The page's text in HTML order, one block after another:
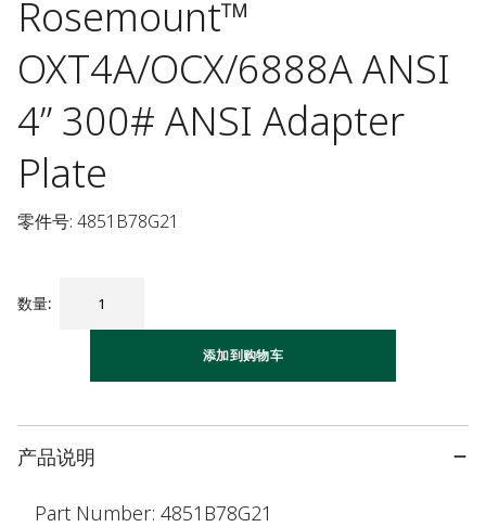
Rosemount™
OXT4A/OCX/6888A ANSI
4” 300# ANSI Adapter
Plate
零件号: 4851B78G21
数量:
添加到购物车
产品说明
Part Number: 4851B78G21